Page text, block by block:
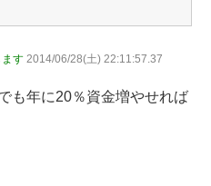
す 2014/06/28(土) 22:11:57.37
も年に20％資金増やせれば